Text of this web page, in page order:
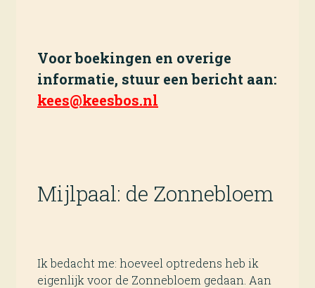
Voor boekingen en overige
informatie, stuur een bericht aan:
kees@keesbos.nl
Mijlpaal: de Zonnebloem
Ik bedacht me: hoeveel optredens heb ik
eigenlijk voor de Zonnebloem gedaan. Aan